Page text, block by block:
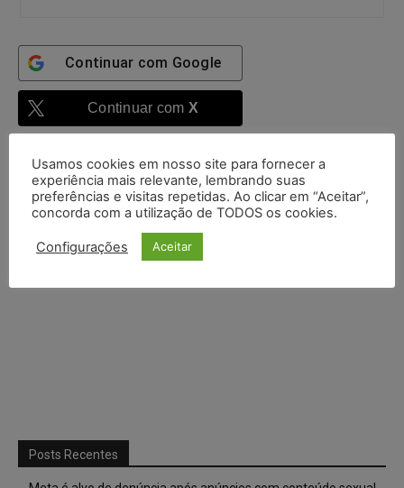
Continuar com Google
Continuar com X
Posts Recentes
Usamos cookies em nosso site para fornecer a
experiência mais relevante, lembrando suas
preferências e visitas repetidas. Ao clicar em “Aceitar”,
concorda com a utilização de TODOS os cookies.
Configurações Aceitar